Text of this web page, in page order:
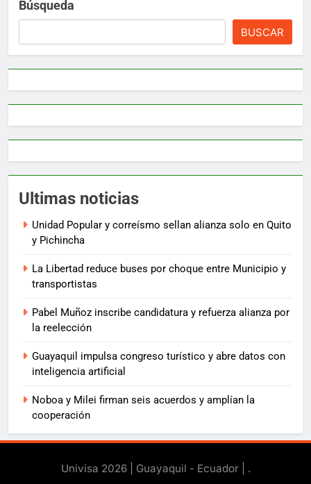
Búsqueda
BUSCAR
Ultimas noticias
Unidad Popular y correísmo sellan alianza solo en Quito
y Pichincha
La Libertad reduce buses por choque entre Municipio y
transportistas
Pabel Muñoz inscribe candidatura y refuerza alianza por
la reelección
Guayaquil impulsa congreso turístico y abre datos con
inteligencia artificial
Noboa y Milei firman seis acuerdos y amplían la
cooperación
Univisa 2026 | Guayaquil - Ecuador | .